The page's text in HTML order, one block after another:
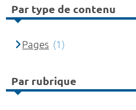
Par type de contenu
Pages (1)
Par rubrique